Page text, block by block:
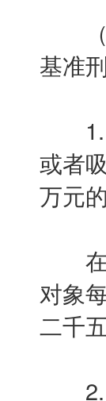
（
基准刑
1.
或者
万元
在
对象
二千
2.